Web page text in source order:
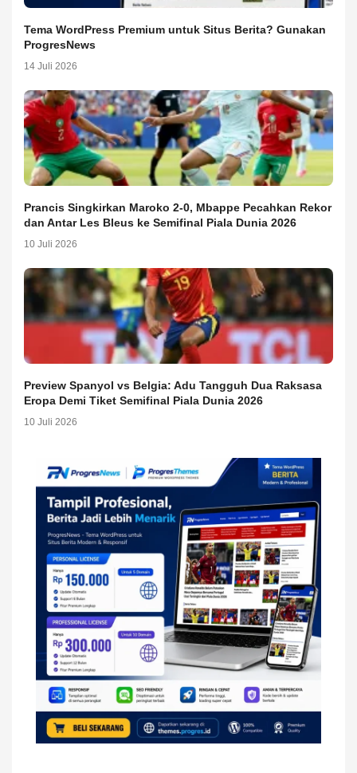
Tema WordPress Premium untuk Situs Berita? Gunakan
ProgresNews
14 Juli 2026
Prancis Singkirkan Maroko 2-0, Mbappe Pecahkan Rekor
dan Antar Les Bleus ke Semifinal Piala Dunia 2026
10 Juli 2026
Preview Spanyol vs Belgia: Adu Tangguh Dua Raksasa
Eropa Demi Tiket Semifinal Piala Dunia 2026
10 Juli 2026